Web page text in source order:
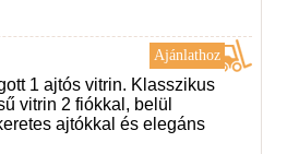
1 ajtós vitrin. Klasszikus
vitrin 2 fiókkal, belül
ajtókkal és elegáns